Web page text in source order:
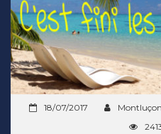
18/07/2017